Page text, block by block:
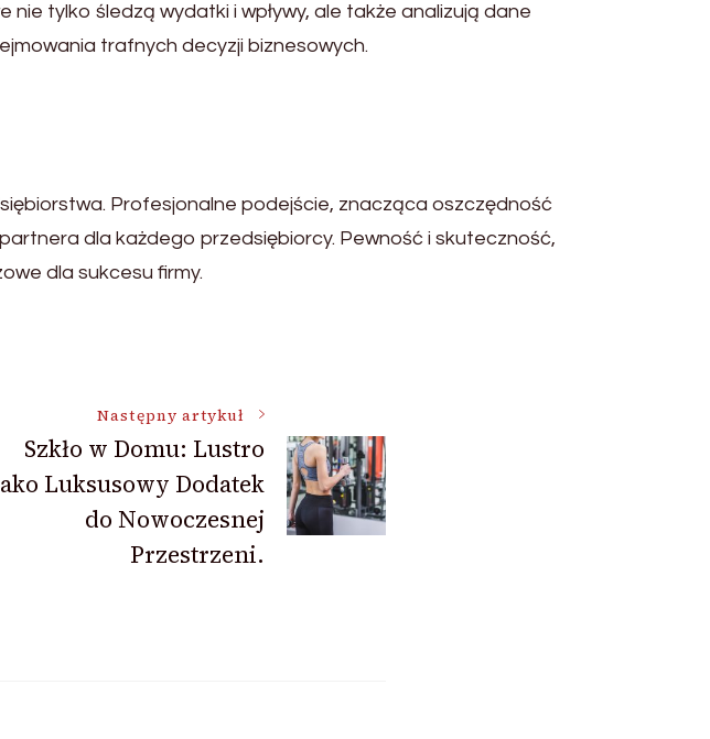
tylko śledzą wydatki i wpływy, ale także analizują dane
trafnych decyzji biznesowych.
Profesjonalne podejście, znacząca oszczędność
dla każdego przedsiębiorcy. Pewność i skuteczność,
dla sukcesu firmy.
Następny artykuł
Szkło w Domu: Lustro
Luksusowy Dodatek
do Nowoczesnej
Przestrzeni.